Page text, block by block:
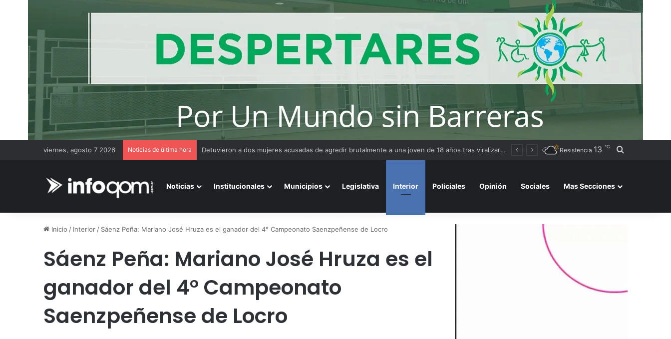
viernes, agosto 7 2026 Noticias de última hora Encuesta: mientras el Senado debatía Propiedad Privada, el 57% reclama un cambio de rumbo Resistencia 13 ℃ Buscar por
Noticias Institucionales Municipios Legislativa Interior Policiales Opinión Sociales Mas Secciones
Inicio / Interior / Sáenz Peña: Mariano José Hruza es el ganador del 4° Campeonato Saenzpeñense de Locro
Sáenz Peña: Mariano José Hruza es el
ganador del 4° Campeonato
Saenzpeñense de Locro